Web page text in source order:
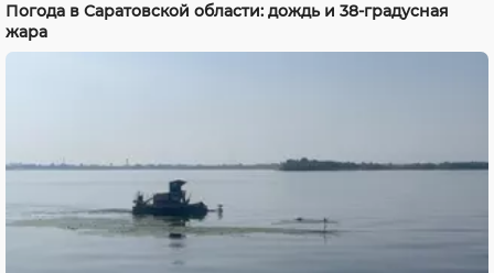
Погода в Саратовской области: дождь и 38-градусная
жара